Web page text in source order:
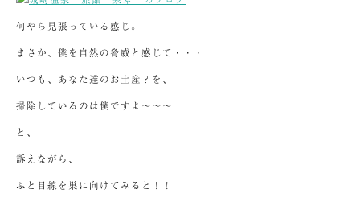
何やら見張っている感じ。
まさか、僕を自然の脅威と感じて・・・
いつも、あなた達のお土産？を、
掃除しているのは僕ですよ～～～
と、
訴えながら、
ふと目線を巣に向けてみると！！